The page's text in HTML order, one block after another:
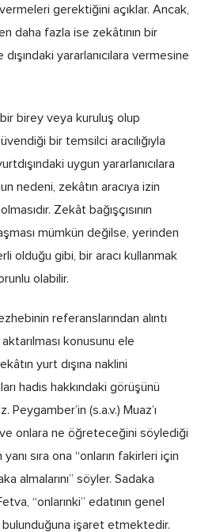
gerektiğini açıklar. Ancak,
daha fazla ise zekâtının bir
dışındaki yararlanıcılara vermesine
bir birey veya kuruluş olup
bir temsilci aracılığıyla
uygun yararlanıcılara
nedeni, zekâtın aracıya izin
Zekât bağışçısının
mümkün değilse, yerinden
olduğu gibi, bir aracı kullanmak
olabilir.
referanslarından alıntı
konusunu ele
yurt dışına naklini
hadis hakkındaki görüşünü
Peygamber’in (s.a.v.) Muaz’ı
onlara ne öğreteceğini söylediği
sıra ona “onların fakirleri için
almalarını” söyler. Sadaka
“onlarınki” edatının genel
bulunduğuna işaret etmektedir.